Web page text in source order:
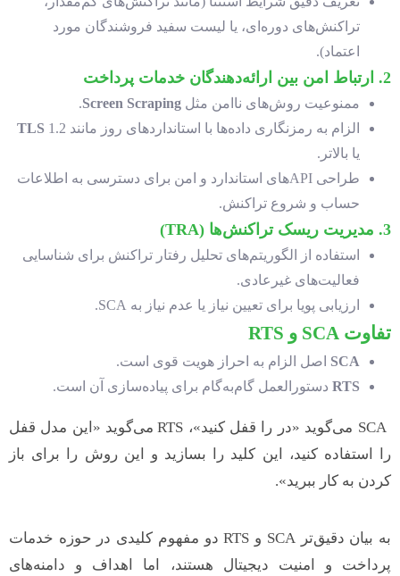
تراکنش‌های دوره‌ای، یا لیست سفید فروشندگان مورد
اعتماد).
2. ارتباط امن بین ارائه‌دهندگان خدمات پرداخت
ممنوعیت روش‌های ناامن مثلScreen Scraping
.
الزام به رمزنگاری داده‌ها با استانداردهای روز مانند
TLS 1.2
یا بالاتر.
طراحی APIهای استاندارد و امن برای دسترسی به اطلاعات
حساب و شروع تراکنش.
3. مدیریت ریسک تراکنش‌ها ( TRA
)
استفاده از الگوریتم‌های تحلیل رفتار تراکنش برای شناسایی
فعالیت‌های غیرعادی.
ارزیابی پویا برای تعیین نیاز یا عدم نیاز به SCA.
تفاوت SCA و RTS
SCA اصل الزام به احراز هویت قوی است.
RTS دستورالعمل گام‌به‌گام برای پیاده‌سازی آن است.
SCA می‌گوید «در را قفل کنید»، RTS می‌گوید «این مدل قفل
را استفاده کنید، این کلید را بسازید و این روش را برای باز
کردن به کار ببرید».
به بیان دقیق‌تر SCA و RTS دو مفهوم کلیدی در حوزه خدمات
پرداخت و امنیت دیجیتال هستند، اما اهداف و دامنه‌های